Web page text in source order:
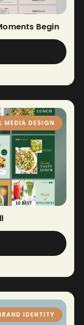
Begin
MEDIA DESIGN
IDENTITY